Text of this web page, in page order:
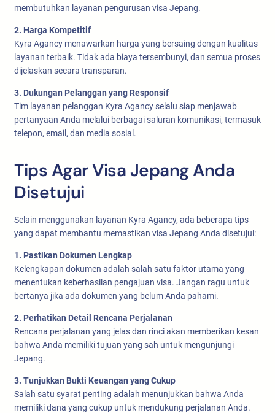
membutuhkan layanan pengurusan visa Jepang.
2. Harga Kompetitif
Kyra Agancy menawarkan harga yang bersaing dengan kualitas
layanan terbaik. Tidak ada biaya tersembunyi, dan semua proses
dijelaskan secara transparan.
3. Dukungan Pelanggan yang Responsif
Tim layanan pelanggan Kyra Agancy selalu siap menjawab
pertanyaan Anda melalui berbagai saluran komunikasi, termasuk
telepon, email, dan media sosial.
Tips Agar Visa Jepang Anda
Disetujui
Selain menggunakan layanan Kyra Agancy, ada beberapa tips
yang dapat membantu memastikan visa Jepang Anda disetujui:
1. Pastikan Dokumen Lengkap
Kelengkapan dokumen adalah salah satu faktor utama yang
menentukan keberhasilan pengajuan visa. Jangan ragu untuk
bertanya jika ada dokumen yang belum Anda pahami.
2. Perhatikan Detail Rencana Perjalanan
Rencana perjalanan yang jelas dan rinci akan memberikan kesan
bahwa Anda memiliki tujuan yang sah untuk mengunjungi
Jepang.
3. Tunjukkan Bukti Keuangan yang Cukup
Salah satu syarat penting adalah menunjukkan bahwa Anda
memiliki dana yang cukup untuk mendukung perjalanan Anda.